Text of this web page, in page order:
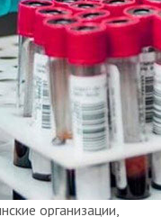
организации,